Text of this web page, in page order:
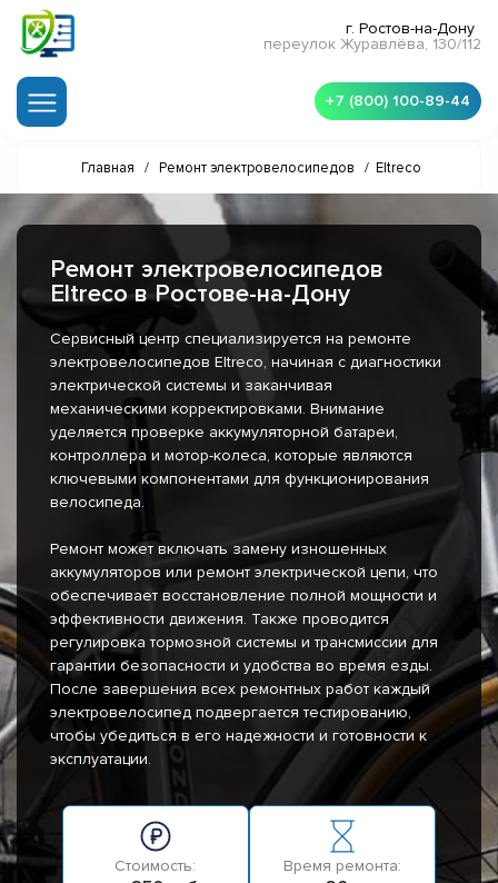
г. Ростов-на-Дону
переулок Журавлёва, 130/112
+7 (800) 100-89-44
Главная / Ремонт электровелосипедов / Eltreco
Ремонт электровелосипедов
Eltreco в Ростове-на-Дону
Сервисный центр специализируется на ремонте
электровелосипедов Eltreco, начиная с диагностики
электрической системы и заканчивая
механическими корректировками. Внимание
уделяется проверке аккумуляторной батареи,
контроллера и мотор-колеса, которые являются
ключевыми компонентами для функционирования
велосипеда.
Ремонт может включать замену изношенных
аккумуляторов или ремонт электрической цепи, что
обеспечивает восстановление полной мощности и
эффективности движения. Также проводится
регулировка тормозной системы и трансмиссии для
гарантии безопасности и удобства во время езды.
После завершения всех ремонтных работ каждый
электровелосипед подвергается тестированию,
чтобы убедиться в его надежности и готовности к
эксплуатации.
Стоимость: Время ремонта: